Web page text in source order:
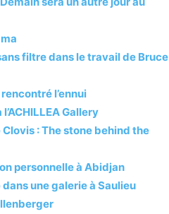
filtre dans le travail de Bruce
l’ennui
Gallery
: The stone behind the
personnelle à Abidjan
une galerie à Saulieu